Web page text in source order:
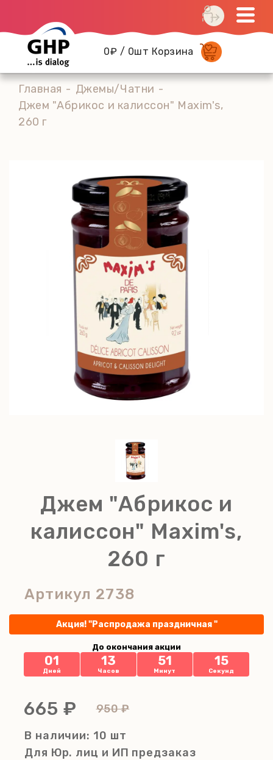
0₽ / 0шт Корзина
Главная
Джемы/Чатни
Джем "Абрикос и калиссон" Maxim's,
260 г
Джем "Абрикос и
калиссон" Maxim's,
260 г
Артикул 2738
Акция! "Распродажа праздничная "
До окончания акции
01
Дней
13
Часов
51
Минут
14
Секунд
665 ₽
950 ₽
В наличии: 10 шт
Для Юр. лиц и ИП предзаказ